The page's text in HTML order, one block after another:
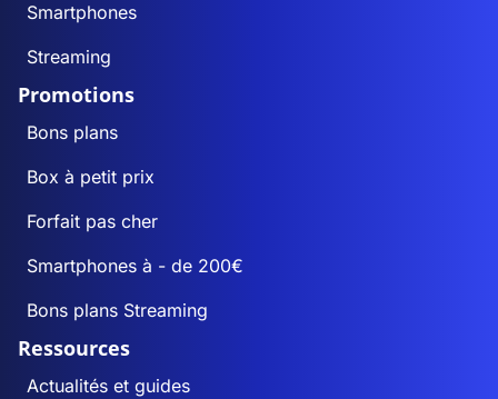
Smartphones
Streaming
Promotions
Bons plans
Box à petit prix
Forfait pas cher
Smartphones à - de 200€
Bons plans Streaming
Ressources
Actualités et guides